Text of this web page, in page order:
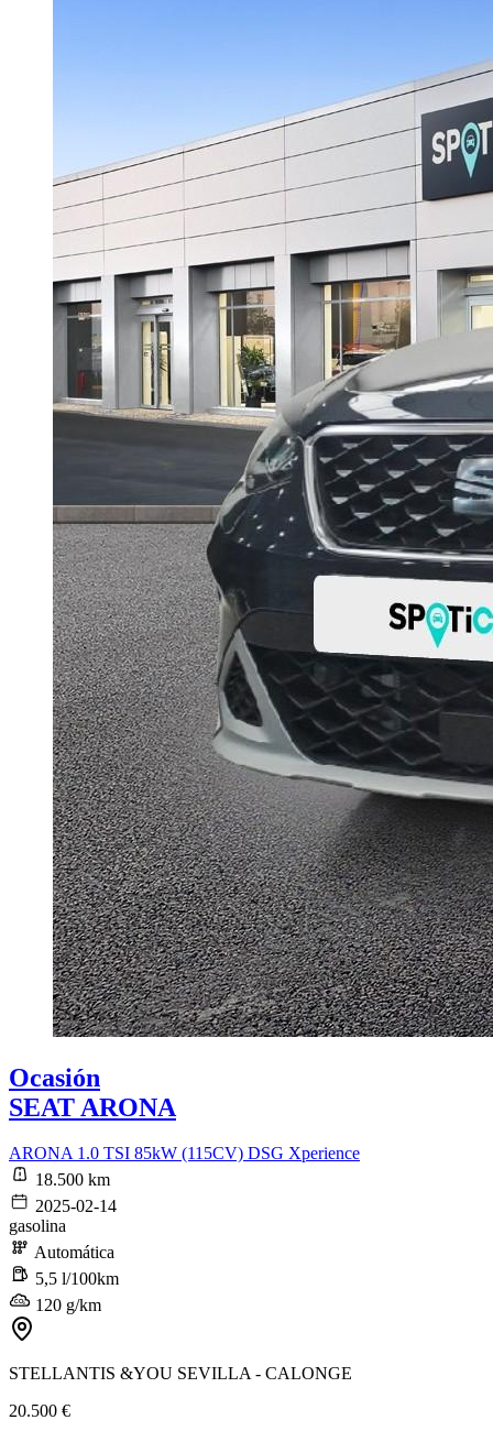
Ocasión
SEAT ARONA
ARONA 1.0 TSI 85kW (115CV) DSG Xperience
18.500 km
2025-02-14
gasolina
Automática
5,5 l/100km
120 g/km
STELLANTIS &YOU SEVILLA - CALONGE
20.500 €